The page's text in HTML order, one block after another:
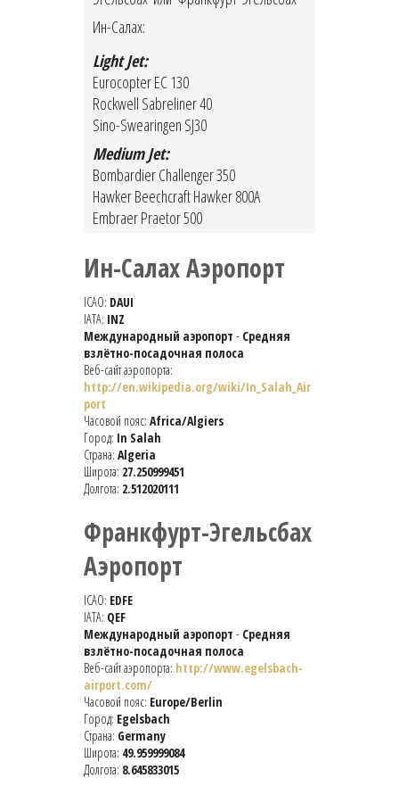
Ин-Салах:
Light Jet:
Eurocopter EC 130
Rockwell Sabreliner 40
Sino-Swearingen SJ30
Medium Jet:
Bombardier Challenger 350
Hawker Beechcraft Hawker 800A
Embraer Praetor 500
Ин-Салах Аэропорт
ICAO: DAUI
IATA: INZ
Международный аэропорт - Средняя
взлётно-посадочная полоса
Веб-сайт аэропорта:
http://en.wikipedia.org/wiki/In_Salah_Air
port
Часовой пояс: Africa/Algiers
Город: In Salah
Страна: Algeria
Широта: 27.250999451
Долгота: 2.512020111
Франкфурт-Эгельсбах
Аэропорт
ICAO: EDFE
IATA: QEF
Международный аэропорт - Средняя
взлётно-посадочная полоса
Веб-сайт аэропорта: http://www.egelsbach-
airport.com/
Часовой пояс: Europe/Berlin
Город: Egelsbach
Страна: Germany
Широта: 49.959999084
Долгота: 8.645833015